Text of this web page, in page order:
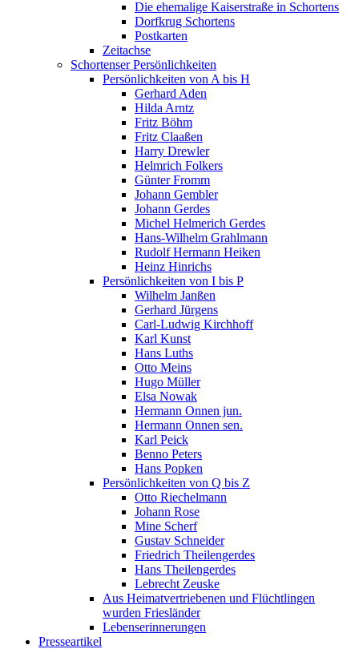
Die ehemalige Kaiserstraße in Schortens
Dorfkrug Schortens
Postkarten
Zeitachse
Schortenser Persönlichkeiten
Persönlichkeiten von A bis H
Gerhard Aden
Hilda Arntz
Fritz Böhm
Fritz Claaßen
Harry Drewler
Helmrich Folkers
Günter Fromm
Johann Gembler
Johann Gerdes
Michel Helmerich Gerdes
Hans-Wilhelm Grahlmann
Rudolf Hermann Heiken
Heinz Hinrichs
Persönlichkeiten von I bis P
Wilhelm Janßen
Gerhard Jürgens
Carl-Ludwig Kirchhoff
Karl Kunst
Hans Luths
Otto Meins
Hugo Müller
Elsa Nowak
Hermann Onnen jun.
Hermann Onnen sen.
Karl Peick
Benno Peters
Hans Popken
Persönlichkeiten von Q bis Z
Otto Riechelmann
Johann Rose
Mine Scherf
Gustav Schneider
Friedrich Theilengerdes
Hans Theilengerdes
Lebrecht Zeuske
Aus Heimatvertriebenen und Flüchtlingen
wurden Friesländer
Lebenserinnerungen
Presseartikel